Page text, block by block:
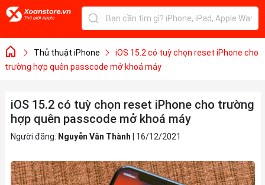
Thủ thuật iPhone
iOS 15.2 có tuỳ chọn reset iPhone cho
trường hợp quên passcode mở khoá máy
iOS 15.2 có tuỳ chọn reset iPhone cho trường
hợp quên passcode mở khoá máy
Người đăng: Nguyễn Văn Thành 16/12/2021